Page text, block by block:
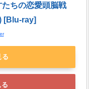
ちの恋愛頭脳戦
[Blu-ray]